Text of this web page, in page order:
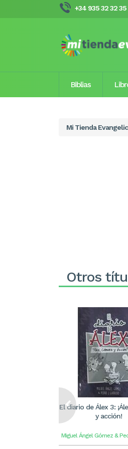
+34 935 32 32 35
Biblias
Mi Tienda
Otros
El diario de Álex 3:
y acción!
Miguel Ángel Gómez &